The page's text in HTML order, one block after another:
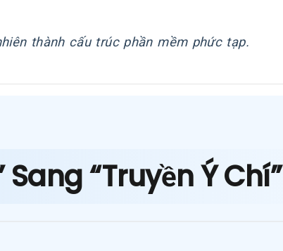
thành cấu trúc phần mềm phức tạp.
Sang “Truyền Ý Chí”